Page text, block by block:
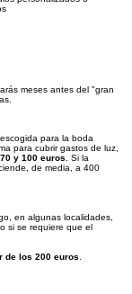
meses antes del "gran
para la boda
para cubrir gastos de luz,
y 100 euros . Si la
de media, a 400
en algunas localidades,
si se requiere que el
de los 200 euros